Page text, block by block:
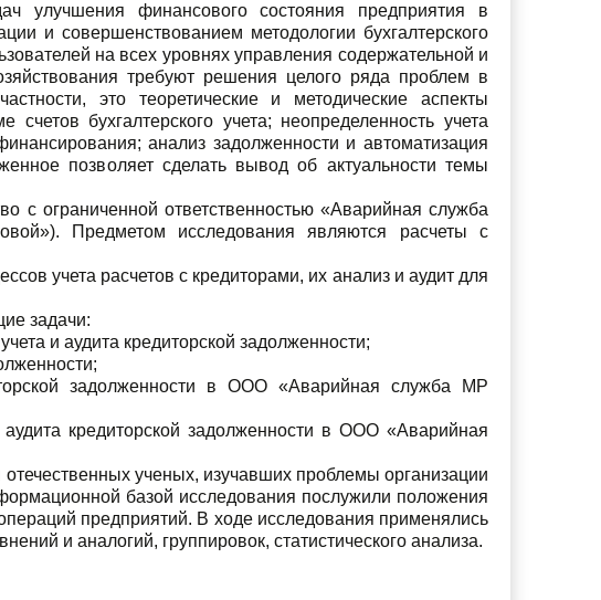
улучшения финансового состояния предприятия в
и совершенствованием методологии бухгалтерского
на всех уровнях управления содержательной и
требуют решения целого ряда проблем в
это теоретические и методические аспекты
бухгалтерского учета; неопределенность учета
анализ задолженности и автоматизация
позволяет сделать вывод об актуальности темы
с ограниченной ответственностью «Аварийная служба
Предметом исследования являются расчеты с
учета расчетов с кредиторами, их анализ и аудит для
задачи:
и аудита кредиторской задолженности;
задолженности в ООО «Аварийная служба МР
кредиторской задолженности в ООО «Аварийная
ученых, изучавших проблемы организации
базой исследования послужили положения
предприятий. В ходе исследования применялись
и аналогий, группировок, статистического анализа.